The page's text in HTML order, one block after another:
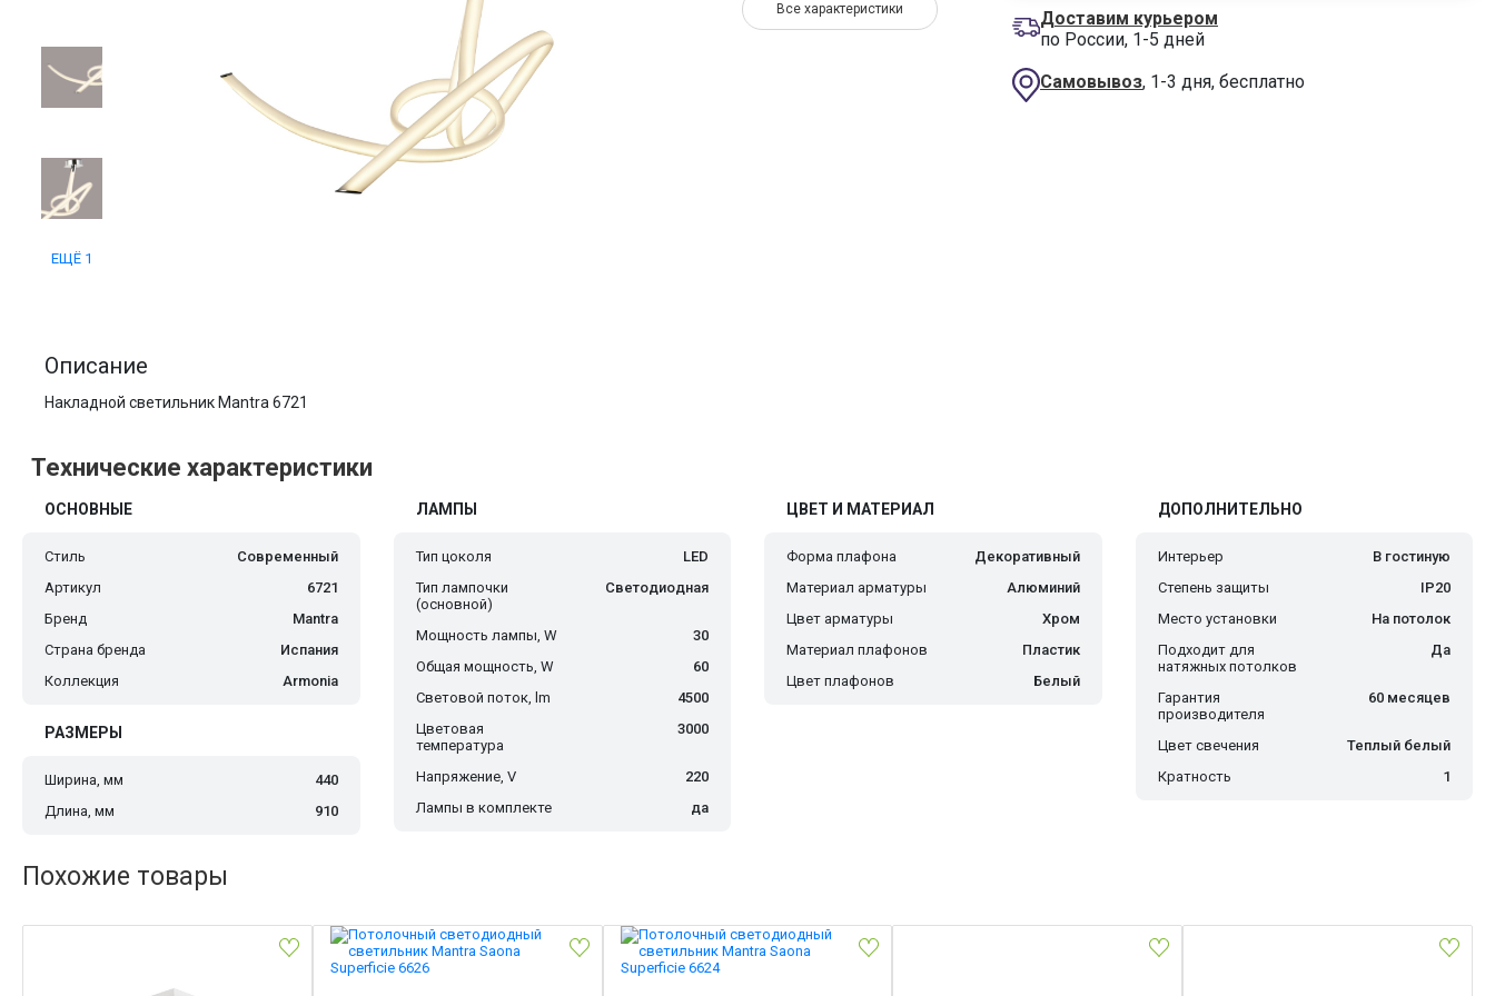
ЕЩЁ 1
Все характеристики
Доставим курьером
по России, 1-5 дней
Самовывоз, 1-3 дня, бесплатно
Описание
Накладной светильник Mantra 6721
Технические характеристики
ОСНОВНЫЕ
Стиль
Современный
Артикул
6721
Бренд
Mantra
Страна бренда
Испания
Коллекция
Armonia
РАЗМЕРЫ
Ширина, мм
440
Длина, мм
910
ЛАМПЫ
Тип цоколя
LED
Тип лампочки
(основной)
Светодиодная
Мощность лампы, W
30
Общая мощность, W
60
Световой поток, lm
4500
Цветовая
температура
3000
Напряжение, V
220
Лампы в комплекте
да
ЦВЕТ И МАТЕРИАЛ
Форма плафона
Декоративный
Материал арматуры
Алюминий
Цвет арматуры
Хром
Материал плафонов
Пластик
Цвет плафонов
Белый
ДОПОЛНИТЕЛЬНО
Интерьер
В гостиную
Степень защиты
IP20
Место установки
На потолок
Подходит для
натяжных потолков
Да
Гарантия
производителя
60 месяцев
Цвет свечения
Теплый белый
Кратность
1
Похожие товары